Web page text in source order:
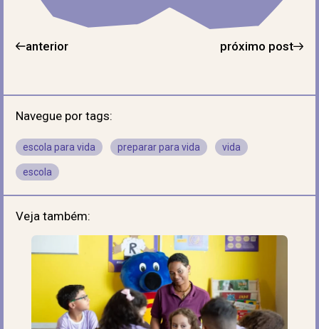
anterior próximo post
Navegue por tags:
escola para vida preparar para vida vida
escola
Veja também: